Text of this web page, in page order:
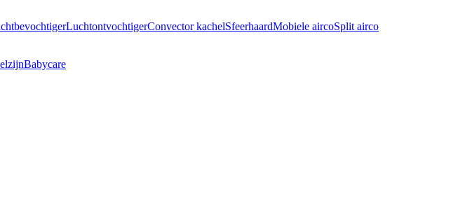
LuchtontvochtigerConvector kachelSfeerhaardMobiele aircoSplit airco
Babycare